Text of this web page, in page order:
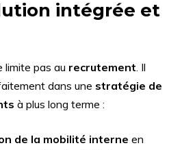
intégrée et
limite pas au recrutement. Il
dans une stratégie de
à plus long terme :
de la mobilité interne en